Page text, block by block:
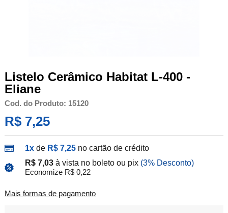
Listelo Cerâmico Habitat L-400 -
Eliane
Cod. do Produto: 15120
R$ 7,25
1xde R$ 7,25 no cartão de crédito
R$ 7,03 à vista no boleto ou pix (3% Desconto)
Economize R$ 0,22
Mais formas de pagamento